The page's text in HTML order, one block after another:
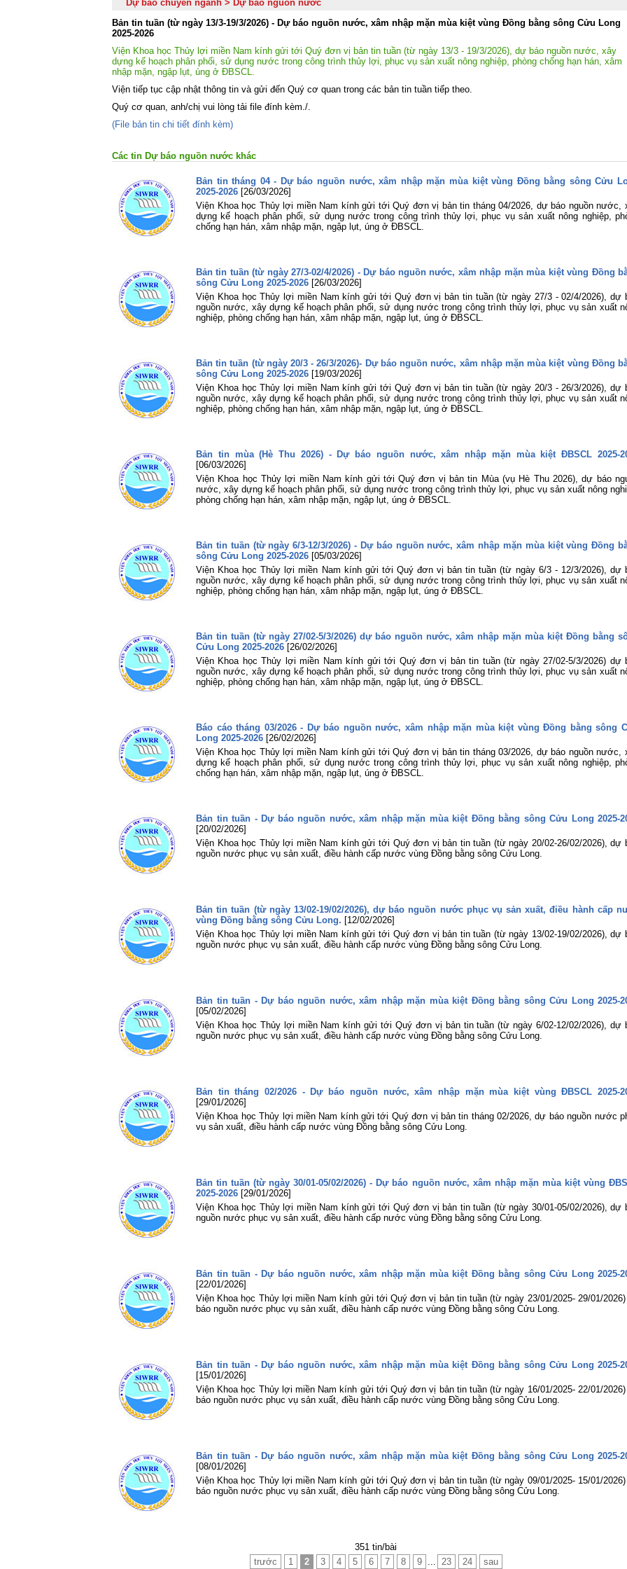
lần thứ ba Ban Chấp hành Trung ương
Viện Khoa học Thủy lợi miền Nam
tham gia Lễ dâng hương tưởng niệm
học vị và trao bằng Tiến sĩ cho tân
Tuổi trẻ Viện Khoa học Thủy lợi
hùng nhân dịp kỷ niệm 79 năm
Thương binh - Liệt sĩ (27/7/1947
hiệu quả điều tiết nguồn nước, chủ
động ứng phó thiên tai và bảo đảm
Đoàn Thanh niên Viện Khoa học
lợi miền Nam tham gia Hội nghị sơ kết
Tuổi trẻ Viện Khoa học Thủy lợi
tại Bia tượng niệm nhà đèn Chợ Quán
Lễ khai mạc Hội thao viên chức,
lao động năm 2026 và Giải bóng đá
Dự báo chuyên ngành > Dự báo nguồn nước
Bản tin tuần (từ ngày 13/3-19/3/2026) - Dự báo nguồn nước, xâm nhập mặn mùa kiệt vùng Đồng bằng sông Cửu Long
2025-2026
Viện Khoa học Thủy lợi miền Nam kính gửi tới Quý đơn vị bản tin tuần (từ ngày 13/3 - 19/3/2026), dự báo nguồn nước, xây
dựng kế hoạch phân phối, sử dụng nước trong công trình thủy lợi, phục vụ sản xuất nông nghiệp, phòng chống hạn hán, xâm
nhập mặn, ngập lụt, úng ở ĐBSCL.
Viện tiếp tục cập nhật thông tin và gửi đến Quý cơ quan trong các bản tin tuần tiếp theo.
Quý cơ quan, anh/chị vui lòng tải file đính kèm./.
(File bản tin chi tiết đính kèm)
Các tin Dự báo nguồn nước khác
Bản tin tháng 04 - Dự báo nguồn nước, xâm nhập mặn mùa kiệt vùng Đồng bằng sông Cửu
2025-2026 [26/03/2026]
Viện Khoa học Thủy lợi miền Nam kính gửi tới Quý đơn vị bản tin tháng 04/2026, dự báo nguồn nước,
dựng kế hoạch phân phối, sử dụng nước trong công trình thủy lợi, phục vụ sản xuất nông nghiệp,
chống hạn hán, xâm nhập mặn, ngập lụt, úng ở ĐBSCL.
Bản tin tuần (từ ngày 27/3-02/4/2026) - Dự báo nguồn nước, xâm nhập mặn mùa kiệt vùng Đồng
sông Cửu Long 2025-2026 [26/03/2026]
Viện Khoa học Thủy lợi miền Nam kính gửi tới Quý đơn vị bản tin tuần (từ ngày 27/3 - 02/4/2026), dự
nguồn nước, xây dựng kế hoạch phân phối, sử dụng nước trong công trình thủy lợi, phục vụ sản xuất
nghiệp, phòng chống hạn hán, xâm nhập mặn, ngập lụt, úng ở ĐBSCL.
Bản tin tuần (từ ngày 20/3 - 26/3/2026)- Dự báo nguồn nước, xâm nhập mặn mùa kiệt vùng Đồng
sông Cửu Long 2025-2026 [19/03/2026]
Viện Khoa học Thủy lợi miền Nam kính gửi tới Quý đơn vị bản tin tuần (từ ngày 20/3 - 26/3/2026), dự
nguồn nước, xây dựng kế hoạch phân phối, sử dụng nước trong công trình thủy lợi, phục vụ sản xuất
nghiệp, phòng chống hạn hán, xâm nhập mặn, ngập lụt, úng ở ĐBSCL.
Bản tin mùa (Hè Thu 2026) - Dự báo nguồn nước, xâm nhập mặn mùa kiệt ĐBSCL 2025-
[06/03/2026]
Viện Khoa học Thủy lợi miền Nam kính gửi tới Quý đơn vị bản tin Mùa (vụ Hè Thu 2026), dự báo
nước, xây dựng kế hoạch phân phối, sử dụng nước trong công trình thủy lợi, phục vụ sản xuất nông
phòng chống hạn hán, xâm nhập mặn, ngập lụt, úng ở ĐBSCL.
Bản tin tuần (từ ngày 6/3-12/3/2026) - Dự báo nguồn nước, xâm nhập mặn mùa kiệt vùng Đồng
sông Cửu Long 2025-2026 [05/03/2026]
Viện Khoa học Thủy lợi miền Nam kính gửi tới Quý đơn vị bản tin tuần (từ ngày 6/3 - 12/3/2026), dự
nguồn nước, xây dựng kế hoạch phân phối, sử dụng nước trong công trình thủy lợi, phục vụ sản xuất
nghiệp, phòng chống hạn hán, xâm nhập mặn, ngập lụt, úng ở ĐBSCL.
Bản tin tuần (từ ngày 27/02-5/3/2026) dự báo nguồn nước, xâm nhập mặn mùa kiệt Đồng bằng
Cửu Long 2025-2026 [26/02/2026]
Viện Khoa học Thủy lợi miền Nam kính gửi tới Quý đơn vị bản tin tuần (từ ngày 27/02-5/3/2026) dự
nguồn nước, xây dựng kế hoạch phân phối, sử dụng nước trong công trình thủy lợi, phục vụ sản xuất
nghiệp, phòng chống hạn hán, xâm nhập mặn, ngập lụt, úng ở ĐBSCL.
Báo cáo tháng 03/2026 - Dự báo nguồn nước, xâm nhập mặn mùa kiệt vùng Đồng bằng sông
Long 2025-2026 [26/02/2026]
Viện Khoa học Thủy lợi miền Nam kính gửi tới Quý đơn vị bản tin tháng 03/2026, dự báo nguồn nước,
dựng kế hoạch phân phối, sử dụng nước trong công trình thủy lợi, phục vụ sản xuất nông nghiệp,
chống hạn hán, xâm nhập mặn, ngập lụt, úng ở ĐBSCL.
Bản tin tuần - Dự báo nguồn nước, xâm nhập mặn mùa kiệt Đồng bằng sông Cửu Long 2025-
[20/02/2026]
Viện Khoa học Thủy lợi miền Nam kính gửi tới Quý đơn vị bản tin tuần (từ ngày 20/02-26/02/2026), dự
nguồn nước phục vụ sản xuất, điều hành cấp nước vùng Đồng bằng sông Cửu Long.
Bản tin tuần (từ ngày 13/02-19/02/2026), dự báo nguồn nước phục vụ sản xuất, điều hành cấp
vùng Đồng bằng sông Cửu Long. [12/02/2026]
Viện Khoa học Thủy lợi miền Nam kính gửi tới Quý đơn vị bản tin tuần (từ ngày 13/02-19/02/2026), dự
nguồn nước phục vụ sản xuất, điều hành cấp nước vùng Đồng bằng sông Cửu Long.
Bản tin tuần - Dự báo nguồn nước, xâm nhập mặn mùa kiệt Đồng bằng sông Cửu Long 2025-
[05/02/2026]
Viện Khoa học Thủy lợi miền Nam kính gửi tới Quý đơn vị bản tin tuần (từ ngày 6/02-12/02/2026), dự
nguồn nước phục vụ sản xuất, điều hành cấp nước vùng Đồng bằng sông Cửu Long.
Bản tin tháng 02/2026 - Dự báo nguồn nước, xâm nhập mặn mùa kiệt vùng ĐBSCL 2025-
[29/01/2026]
Viện Khoa học Thủy lợi miền Nam kính gửi tới Quý đơn vị bản tin tháng 02/2026, dự báo nguồn nước
vụ sản xuất, điều hành cấp nước vùng Đồng bằng sông Cửu Long.
Bản tin tuần (từ ngày 30/01-05/02/2026) - Dự báo nguồn nước, xâm nhập mặn mùa kiệt vùng
2025-2026 [29/01/2026]
Viện Khoa học Thủy lợi miền Nam kính gửi tới Quý đơn vị bản tin tuần (từ ngày 30/01-05/02/2026), dự
nguồn nước phục vụ sản xuất, điều hành cấp nước vùng Đồng bằng sông Cửu Long.
Bản tin tuần - Dự báo nguồn nước, xâm nhập mặn mùa kiệt Đồng bằng sông Cửu Long 2025-
[22/01/2026]
Viện Khoa học Thủy lợi miền Nam kính gửi tới Quý đơn vị bản tin tuần (từ ngày 23/01/2025- 29/01/
báo nguồn nước phục vụ sản xuất, điều hành cấp nước vùng Đồng bằng sông Cửu Long.
Bản tin tuần - Dự báo nguồn nước, xâm nhập mặn mùa kiệt Đồng bằng sông Cửu Long 2025-
[15/01/2026]
Viện Khoa học Thủy lợi miền Nam kính gửi tới Quý đơn vị bản tin tuần (từ ngày 16/01/2025- 22/01/
báo nguồn nước phục vụ sản xuất, điều hành cấp nước vùng Đồng bằng sông Cửu Long.
Bản tin tuần - Dự báo nguồn nước, xâm nhập mặn mùa kiệt Đồng bằng sông Cửu Long 2025-
[08/01/2026]
Viện Khoa học Thủy lợi miền Nam kính gửi tới Quý đơn vị bản tin tuần (từ ngày 09/01/2025- 15/01/
báo nguồn nước phục vụ sản xuất, điều hành cấp nước vùng Đồng bằng sông Cửu Long.
351 tin/bài
trước
1 2 3 4 5 6 7 8 9 ... 23 24 sau